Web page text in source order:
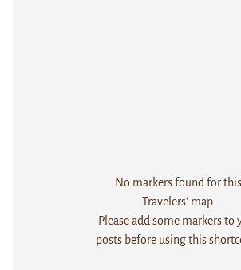
No markers found for this
Travelers' map.
Please add some markers to
posts before using this